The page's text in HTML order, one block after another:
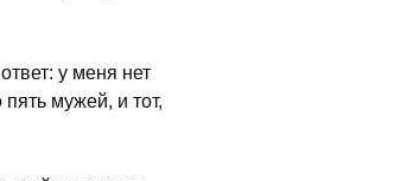
у меня нет
мужей, и тот,